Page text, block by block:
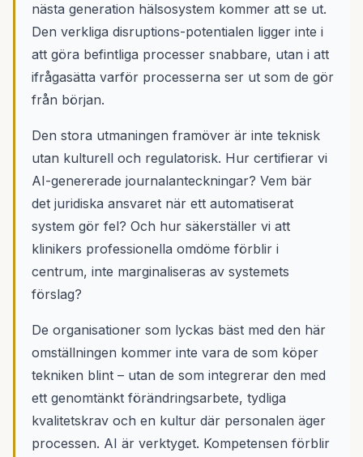
nästa generation hälsosystem kommer att se ut.
Den verkliga disruptions-potentialen ligger inte i
att göra befintliga processer snabbare, utan i att
ifrågasätta varför processerna ser ut som de gör
från början.
Den stora utmaningen framöver är inte teknisk
utan kulturell och regulatorisk. Hur certifierar vi
AI-genererade journalanteckningar? Vem bär
det juridiska ansvaret när ett automatiserat
system gör fel? Och hur säkerställer vi att
klinikers professionella omdöme förblir i
centrum, inte marginaliseras av systemets
förslag?
De organisationer som lyckas bäst med den här
omställningen kommer inte vara de som köper
tekniken blint – utan de som integrerar den med
ett genomtänkt förändringsarbete, tydliga
kvalitetskrav och en kultur där personalen äger
processen. AI är verktyget. Kompetensen förblir